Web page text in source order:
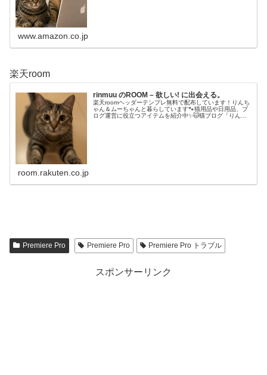
www.amazon.co.jp
楽天room
rinmuu のROOM – 欲しい! に出会える。
楽天roomヘッダーテンプレ無料で配布しています！りんち
ゃん＆ムーちゃんと暮らしています🐾猫用品や日用品、ブ
ログ運営に役立つアイテムを紹介中✨🐱猫ブログ「りんの
room.rakuten.co.jp
Premiere Pro Premiere Pro Premiere Pro トラブル
スポンサーリンク